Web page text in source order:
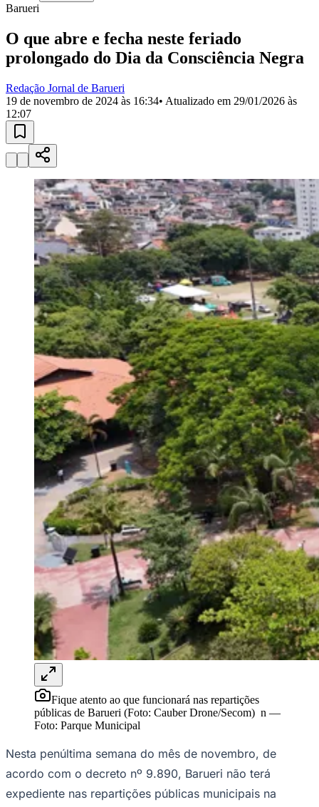
Bairros de Barueri
Selecione sua região Para notícias da sua região
AldeiaAldeia da Serra Aldeia de Barueri
JubranBelvalBethavilleBoa
VistaCalifórniaCarapicuíbaCentro Chácaras Marco Cidades da
Região
Militar
CalifórniaJardim dos Altos
Esperança
MutingaJardim ParaísoJardim PaulistaJardim ReginaliceJardim São
Jardim São PedroJardim São SilvestreJardim SilveiraJardim
Jardim TupanciMutingaNova AldeinhaOsascoParque dos
CamargosParque ImperialParque Santa LuziaParque VianaPirapora
do Bom JesusRecanto PhrynéaSantana de
SilveiraTamboréVale do SolVila BarrosVila Boa VistaVila
do CondeVila Engenho NovoVila MárciaVila Nossa Sra. da
EscadaVila PortoVotupoca
Para Sua Empresa
Anuncie no Portal
Guia de Empresas
Divulgar VagasNovo
Publicidade Legal
Negócios Regionais
Turismo
Segurança Regional
Hospitais Estaduais
Parques & Represas
Cidades da Região
Santana de ParnaíbaOsascoCarapicuíbaJandiraItapeviCotiaPirapora
do Bom JesusAraçariguamaCajamarCaieirasFranco da
RochaFrancisco MoratoTaboão da SerraEmbu das ArtesSão Roque
Para Sua Empresa
Anuncie Regional
Guia de Empresas
Vagas na RegiãoNovo
Hub de Negócios
Guia Comercial
Selo Verificado
Portal Educacional
Agenda de Vestibulares
Vagas de Emprego
Concursos
Panorama Econômico
Panorama Econômico
Para Sua Empresa
Anuncie no Portal
Verificar Empresa
Novo
Anunciar VagasNovo
Publicidade Legal
Barueri
O que abre e fecha neste feriado
prolongado do Dia da Consciência Negra
Redação Jornal de Barueri
19 de novembro de 2024 às 16:34• Atualizado em 29/01/2026 às
12:07
Fique atento ao que funcionará nas repartições
públicas de Barueri (Foto: Cauber Drone/Secom) n —
Foto: Parque Municipal
Nesta penúltima semana do mês de novembro, de
acordo com o decreto nº 9.890, Barueri não terá
expediente nas repartições públicas municipais na